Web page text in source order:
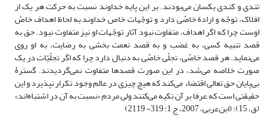
تندی و کندی یکسان می‌بودند. بر این پایه خداوند نسبت به حرکت هر یک از
افلاک، توجّه و ارادة خاصّی دارد و توجّهات خاص خداوند به لحاظ اهداف خاصّ
اوست چرا که اگر اهداف، متفاوت نبود آثار توجّهات او نیز متفاوت نبود. حق به
قصد تنبیه کسی، به غضب و به قصد نعمت‌ بخشی به رضایت، به او روی
می‌نماید. هر قصد خاصّی، تجلّی خاصّی به دنبال دارد چرا که اگر تجلّیّات در یک
صورت خلاصه می‌شد، در این صورت قصدها متفاوت نمی‌گردیدند. گسترۀ
بی‌پایان حق تعالی اقتضاء می‌کند که هیچ چیزی در عالم وجود تکرار نپذیرد و این
حقیقتی است که عرفا بر آن تکیه می‌کنند ولی مردم «نسبت به آن در اشتباه‌اند»
(ق، 15)؛ (ابن‌عربی، 2007، ج 1: 319- 2119)